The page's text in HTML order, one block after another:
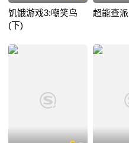
饥饿游戏3:嘲笑鸟
(下)
超能查派